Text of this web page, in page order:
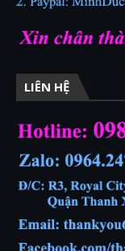
LIÊN HỆ